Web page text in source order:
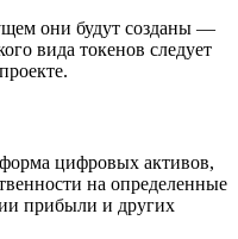
они будут созданы —
вида токенов следует
цифровых активов,
на определенные
прибыли и других